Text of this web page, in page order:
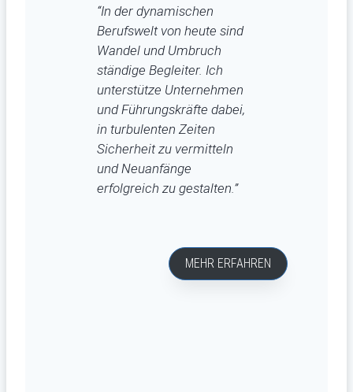
“In der dynamischen
Berufswelt von heute sind
Wandel und Umbruch
ständige Begleiter. Ich
unterstütze Unternehmen
und Führungskräfte dabei,
in turbulenten Zeiten
Sicherheit zu vermitteln
und Neuanfänge
erfolgreich zu gestalten.”
MEHR ERFAHREN